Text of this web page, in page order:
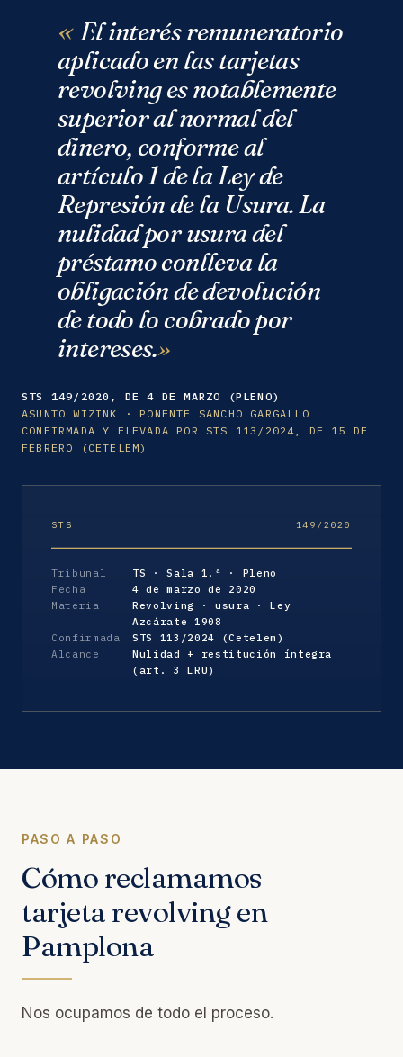
El interés remuneratorio
aplicado en las tarjetas
revolving es notablemente
superior al normal del
dinero, conforme al
artículo 1 de la Ley de
Represión de la Usura. La
nulidad por usura del
préstamo conlleva la
obligación de devolución
de todo lo cobrado por
intereses.
STS 149/2020, DE 4 DE MARZO (PLENO)
ASUNTO WIZINK · PONENTE SANCHO GARGALLO
CONFIRMADA Y ELEVADA POR STS 113/2024, DE 15 DE
FEBRERO (CETELEM)
STS 149/2020
Tribunal
TS · Sala 1.ª · Pleno
Fecha
4 de marzo de 2020
Materia
Revolving · usura · Ley
Azcárate 1908
Confirmada
STS 113/2024 (Cetelem)
Alcance
Nulidad + restitución íntegra
(art. 3 LRU)
PASO A PASO
Cómo reclamamos
tarjeta revolving en
Pamplona
Nos ocupamos de todo el proceso.